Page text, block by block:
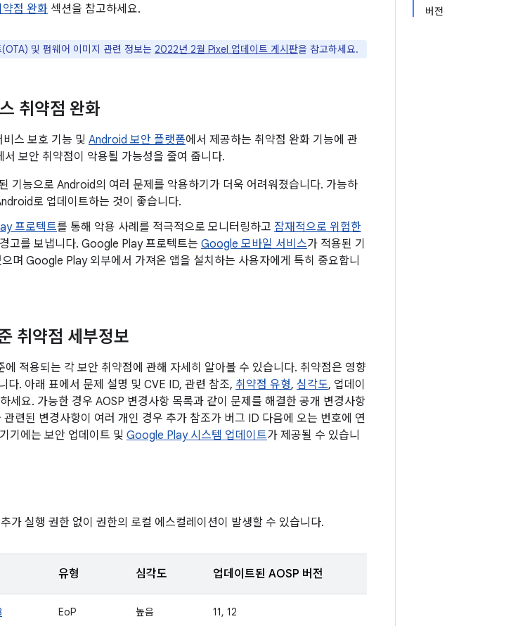
버전
점 완화 섹션을 참고하세요.
및 펌웨어 이미지 관련 정보는 2022년 2월 Pixel 업데이트 게시판을 참고하세요.
취약점 완화
스 보호 기능 및 Android 보안 플랫폼에서 제공하는 취약점 완화 기능에 관
보안 취약점이 악용될 가능성을 줄여 줍니다.
기능으로 Android의 여러 문제를 악용하기가 더욱 어려워졌습니다. 가능하
로 업데이트하는 것이 좋습니다.
프로텍트를 통해 악용 사례를 적극적으로 모니터링하고 잠재적으로 위험한
고를 보냅니다. Google Play 프로텍트는 Google 모바일 서비스가 적용된 기
며 Google Play 외부에서 가져온 앱을 설치하는 사용자에게 특히 중요합니
취약점 세부정보
적용되는 각 보안 취약점에 관해 자세히 알아볼 수 있습니다. 취약점은 영향
다. 아래 표에서 문제 설명 및 CVE ID, 관련 참조, 취약점 유형, 심각도, 업데이
세요. 가능한 경우 AOSP 변경사항 목록과 같이 문제를 해결한 공개 변경사항
련된 변경사항이 여러 개인 경우 추가 참조가 버그 ID 다음에 오는 번호에 연
기에는 보안 업데이트 및 Google Play 시스템 업데이트가 제공될 수 있습니
가 실행 권한 없이 권한의 로컬 에스컬레이션이 발생할 수 있습니다.
유형 심각도 업데이트된 AOSP 버전
EoP 높음 11, 12